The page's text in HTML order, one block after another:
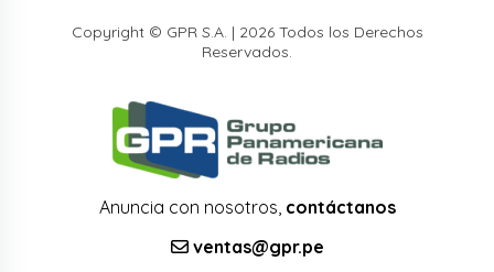
Copyright © GPR S.A. | 2026 Todos los Derechos
Reservados.
Anuncia con nosotros, contáctanos
ventas@gpr.pe